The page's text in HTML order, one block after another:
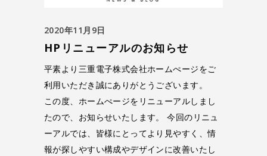
2020年11月9日
HPリニューアルのお知らせ
平素より三重電子株式会社ホームぺージをご
利用いただき誠にありがとうございます。
この度、ホームぺージをリニューアルしまし
たので、お知らせいたします。 今回のリニュ
ーアルでは、皆様にとってより見やすく、情
報が探しやすい構成やデザインに改善いたし